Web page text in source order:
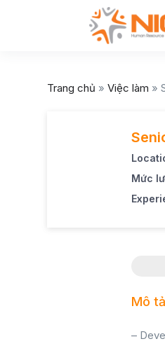
Trang chủ » Việc làm »
Mức
Mô
–